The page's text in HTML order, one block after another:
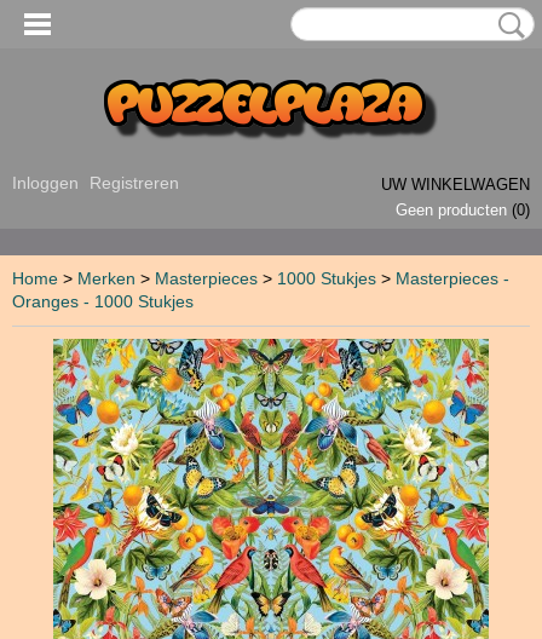
Inloggen Registreren
UW WINKELWAGEN
Geen producten (0)
Home > Merken > Masterpieces > 1000 Stukjes > Masterpieces -
Oranges - 1000 Stukjes